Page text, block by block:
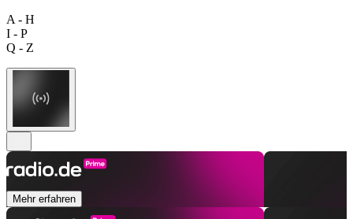
A - H
I - P
Q - Z
Mehr erfahren